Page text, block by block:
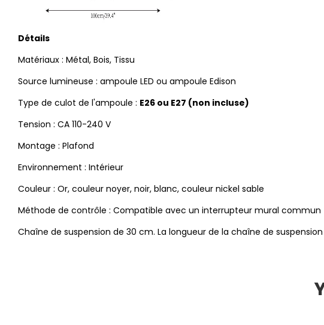
Détails
Matériaux : Métal, Bois, Tissu
Source lumineuse : ampoule LED ou ampoule Edison
Type de culot de l'ampoule : E26 ou E27 (non incluse)
Tension : CA 110-240 V
Montage : Plafond
Environnement : Intérieur
Couleur : Or, couleur noyer, noir, blanc, couleur nickel sable
Méthode de contrôle : Compatible avec un interrupteur mural commun
Chaîne de suspension de 30 cm. La longueur de la chaîne de